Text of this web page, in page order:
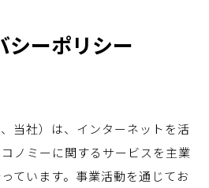
シーポリシー
当社）は、インターネットを活
ノミーに関するサービスを主業
ています。事業活動を通じてお